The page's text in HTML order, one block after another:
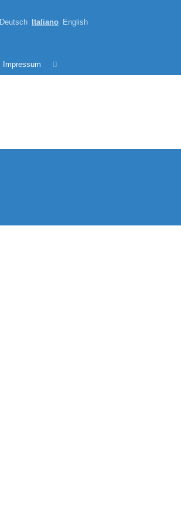
Deutsch Italiano English
Impressum